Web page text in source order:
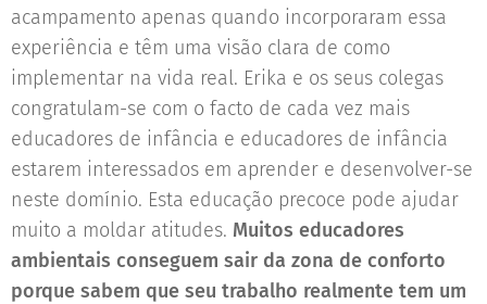
acampamento apenas quando incorporaram essa
experiência e têm uma visão clara de como
implementar na vida real. Erika e os seus colegas
congratulam-se com o facto de cada vez mais
educadores de infância e educadores de infância
estarem interessados em aprender e desenvolver-se
neste domínio. Esta educação precoce pode ajudar
muito a moldar atitudes. Muitos educadores
ambientais conseguem sair da zona de conforto
porque sabem que seu trabalho realmente tem um